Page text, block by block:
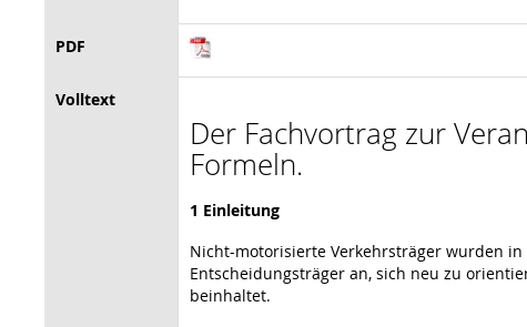
PDF
Volltext
Der Fachvortrag zur
Formeln.
1 Einleitung
Nicht-motorisierte Verkehrsträger wurden
Entscheidungsträger an, sich neu zu
beinhaltet.